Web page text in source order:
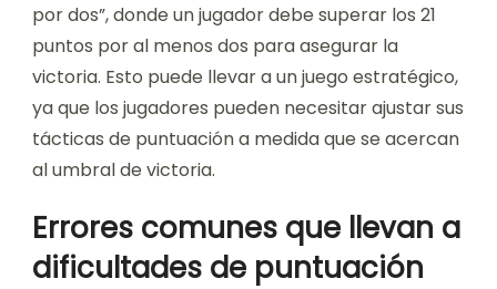
por dos”, donde un jugador debe superar los 21
puntos por al menos dos para asegurar la
victoria. Esto puede llevar a un juego estratégico,
ya que los jugadores pueden necesitar ajustar sus
tácticas de puntuación a medida que se acercan
al umbral de victoria.
Errores comunes que llevan a
dificultades de puntuación